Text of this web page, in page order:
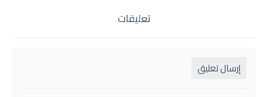
تعليقات
إرسال تعليق